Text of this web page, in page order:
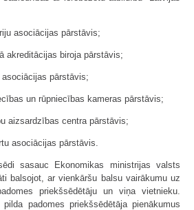
asociācijas pārstāvis;
akreditācijas biroja pārstāvis;
pārstāvis;
un rūpniecības kameras pārstāvis;
aizsardzības centra pārstāvis;
asociācijas pārstāvis.
sasauc Ekonomikas ministrijas valsts
balsojot, ar vienkāršu balsu vairākumu uz
priekšsēdētāju un viņa vietnieku.
padomes priekšsēdētāja pienākumus